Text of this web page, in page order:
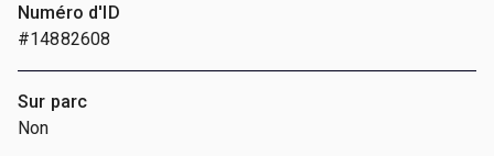
Numéro d'ID
#14882608
Sur parc
Non